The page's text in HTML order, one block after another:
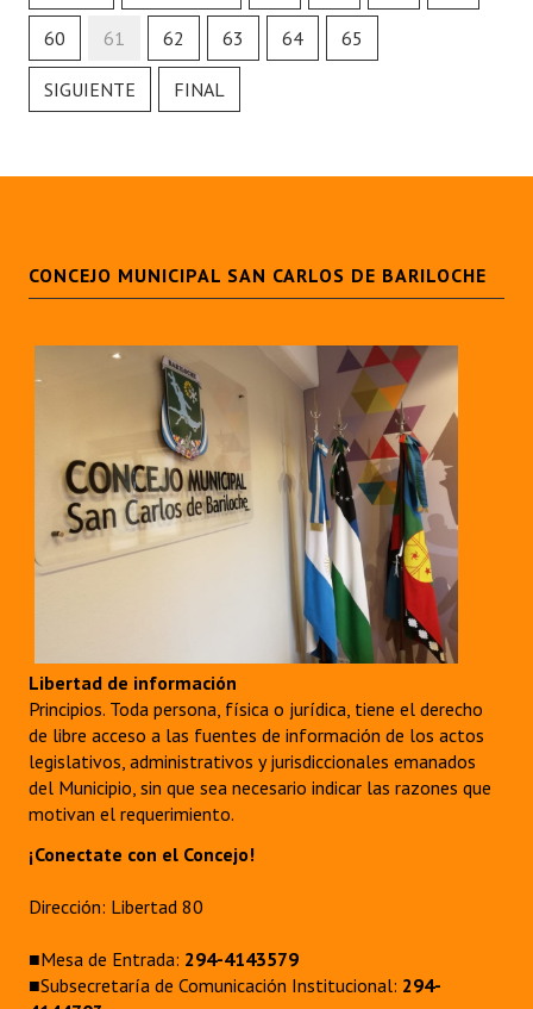
Antiguos Pobladores
Noticias Destacadas
Registros y Distinciones
Mujeres que Dejaron Huellas - Registro
Periodistas Decanos - Registro
Ciudadano Ilustre - Registro
Banca del Vecino - Registro
Huéspedes de Honor - Registro
Antiguos Pobladores - Registro
Entrega de distinciones
REFORMA DE LA CARTA ORGÁNICA
60 61 62 63 64 65
SIGUIENTE FINAL
CONCEJO MUNICIPAL SAN CARLOS DE BARILOCHE
Libertad de información
Principios. Toda persona, física o jurídica, tiene el derecho
de libre acceso a las fuentes de información de los actos
legislativos, administrativos y jurisdiccionales emanados
del Municipio, sin que sea necesario indicar las razones que
motivan el requerimiento.
¡Conectate con el Concejo!
Dirección: Libertad 80
■Mesa de Entrada: 294-4143579
■Subsecretaría de Comunicación Institucional: 294-